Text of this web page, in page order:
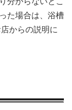
た場合は、浴槽
からの説明に